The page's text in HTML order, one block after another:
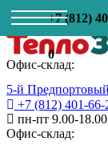
+7 (812)
0
Офис-склад:
5-й
+7 (812) 401-66-
пн-пт 9.00-
Офис-склад: